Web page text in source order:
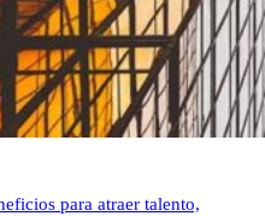
para atraer talento,